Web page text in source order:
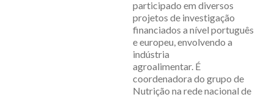
participado em diversos
projetos de investigação
financiados a nível português
e europeu, envolvendo a
indústria
agroalimentar. É
coordenadora do grupo de
Nutrição na rede nacional de